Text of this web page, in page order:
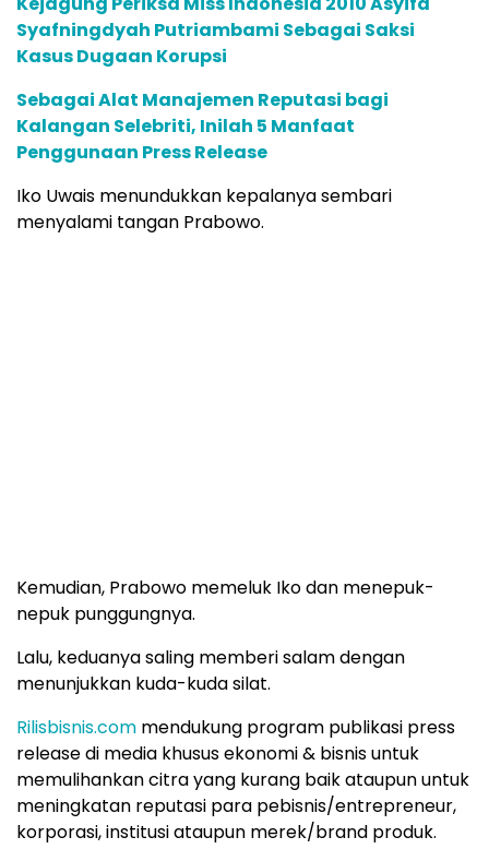
Syafningdyah Putriambami Sebagai Saksi
Kasus Dugaan Korupsi
Sebagai Alat Manajemen Reputasi bagi
Kalangan Selebriti, Inilah 5 Manfaat
Penggunaan Press Release
Iko Uwais menundukkan kepalanya sembari
menyalami tangan Prabowo.
Kemudian, Prabowo memeluk Iko dan menepuk-
nepuk punggungnya.
Lalu, keduanya saling memberi salam dengan
menunjukkan kuda-kuda silat.
Rilisbisnis.com mendukung program publikasi press
release di media khusus ekonomi & bisnis untuk
memulihankan citra yang kurang baik ataupun untuk
meningkatan reputasi para pebisnis/entrepreneur,
korporasi, institusi ataupun merek/brand produk.